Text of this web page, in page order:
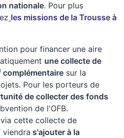
nationale. Pour plus
les missions de la Trousse à
pour financer une aire
une collecte de
sur la
Pour les porteurs de
de collecter des fonds
de l'OFB.
cette collecte de
s'ajouter à la